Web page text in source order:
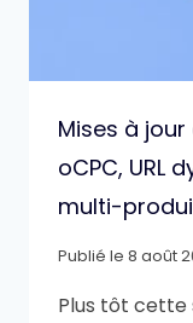
Mises à
oCPC, URL
multi-
Publié le 8 août
Plus tôt cette